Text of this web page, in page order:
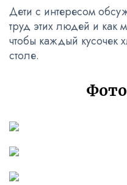
Дети с интересом
труд этих людей и как
чтобы каждый кусочек
столе.